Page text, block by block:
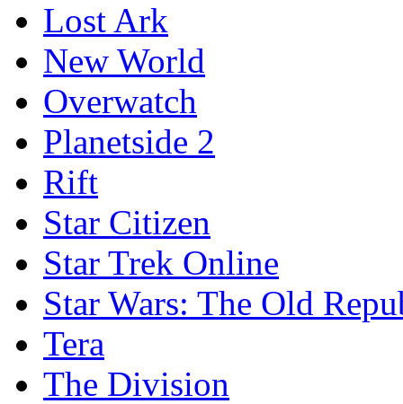
Lost Ark
New World
Overwatch
Planetside 2
Rift
Star Citizen
Star Trek Online
Star Wars: The Old
Tera
The Division